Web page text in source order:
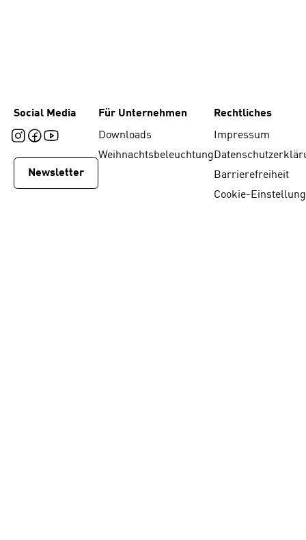
Social Media
Newsletter
Für Unternehmen
Downloads
Weihnachtsbeleuchtung
Rechtliches
Impressum
Barrierefreiheit
Cookie-